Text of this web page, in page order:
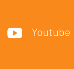
Youtube